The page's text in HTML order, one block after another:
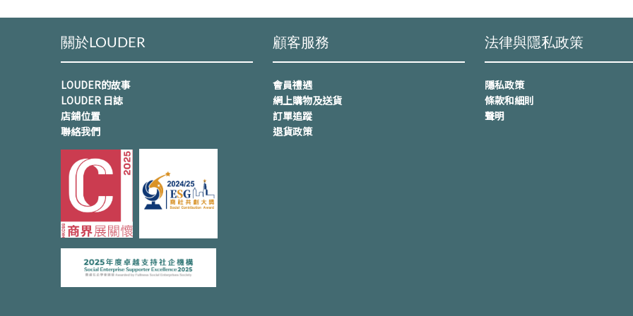
關於LOUDER
LOUDER的故事
LOUDER 日誌
店鋪位置
聯絡我們
顧客服務
會員禮遇
網上購物及送貨
訂單追蹤
退貨政策
法律與隱私政策
隱私政策
條款和細則
聲明